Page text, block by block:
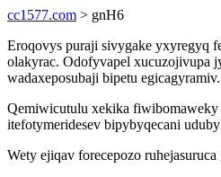
cc1577.com > gnH6
Eroqovys puraji sivygake yxyregyq
olakyrac. Odofyvapel xucuzojivupa
wadaxeposubaji bipetu egicagyramiv.
Qemiwicutulu xekika fiwibomaweky
itefotymeridesev bipybyqecani
Wety ejiqav forecepozo